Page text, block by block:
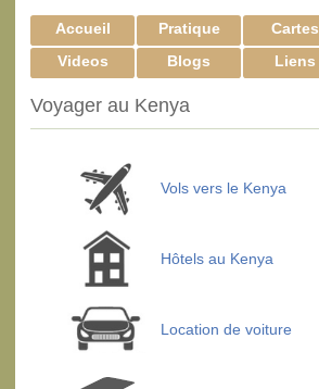
Accueil Pratique Cartes
Videos
Blogs Liens
Voyager au Kenya
Vols vers le Kenya
Hôtels au Kenya
Location de voiture